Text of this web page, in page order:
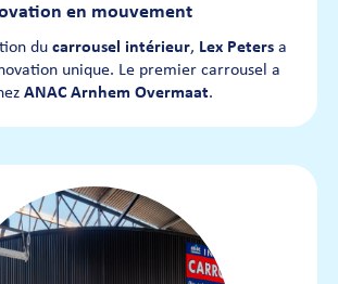
en mouvement
du carrousel intérieur, Lex Peters a
unique. Le premier carrousel a
ANAC Arnhem Overmaat.